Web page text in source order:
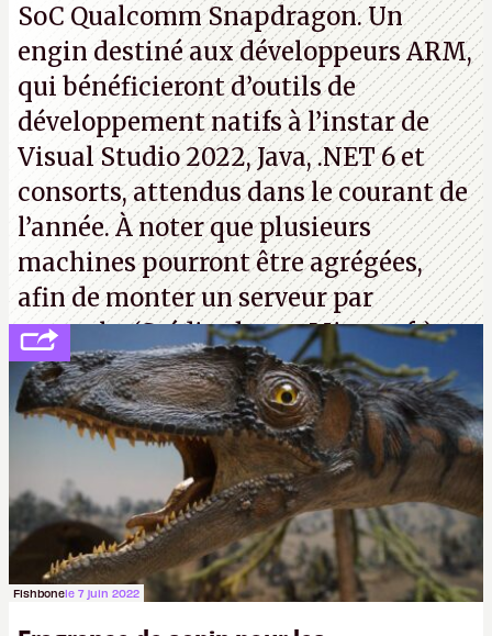
SoC Qualcomm Snapdragon. Un
engin destiné aux développeurs ARM,
qui bénéficieront d’outils de
développement natifs à l’instar de
Visual Studio 2022, Java, .NET 6 et
consorts, attendus dans le courant de
l’année. À noter que plusieurs
machines pourront être agrégées,
afin de monter un serveur par
exemple. (Crédit photo : Microsoft)
Fishbonele 7 juin 2022